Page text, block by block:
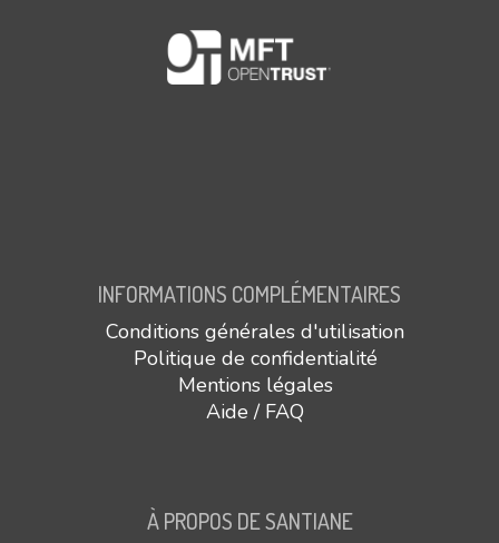
INFORMATIONS COMPLÉMENTAIRES
Conditions générales d'utilisation
Politique de confidentialité
Mentions légales
Aide / FAQ
À PROPOS DE SANTIANE